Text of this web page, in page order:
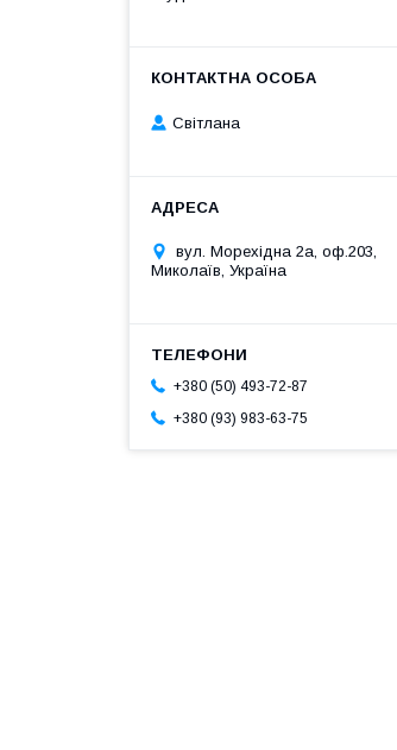
Світлана
вул. Морехідна 2а, оф.203,
Миколаїв, Україна
+380 (50) 493-72-87
+380 (93) 983-63-75